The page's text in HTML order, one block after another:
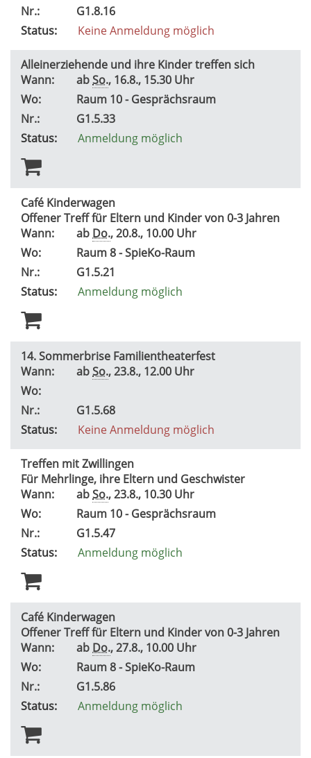
Nr.:
G1.8.16
Status:
Keine Anmeldung möglich
Alleinerziehende und ihre Kinder treffen sich
Wann:
abSo., 16.8., 15.30 Uhr
Wo:
Raum 10 - Gesprächsraum
Nr.:
G1.5.33
Status:
Anmeldung möglich
Café Kinderwagen
Offener Treff für Eltern und Kinder von 0-3 Jahren
Wann:
ab Do., 20.8., 10.00 Uhr
Wo:
Raum 8 - SpieKo-Raum
Nr.:
G1.5.21
Status:
Anmeldung möglich
14. Sommerbrise Familientheaterfest
Wann:
abSo., 23.8., 12.00 Uhr
Wo:
Nr.:
G1.5.68
Status:
Keine Anmeldung möglich
Treffen mit Zwillingen
Für Mehrlinge, ihre Eltern und Geschwister
Wann:
abSo., 23.8., 10.30 Uhr
Wo:
Raum 10 - Gesprächsraum
Nr.:
G1.5.47
Status:
Anmeldung möglich
Café Kinderwagen
Offener Treff für Eltern und Kinder von 0-3 Jahren
Wann:
ab Do., 27.8., 10.00 Uhr
Wo:
Raum 8 - SpieKo-Raum
Nr.:
G1.5.86
Status:
Anmeldung möglich